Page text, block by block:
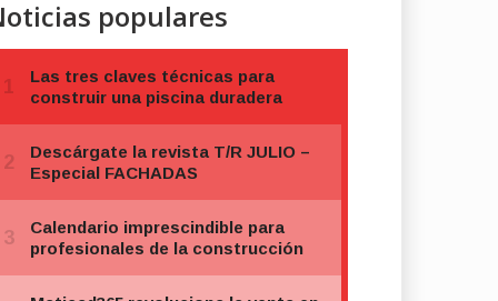
populares